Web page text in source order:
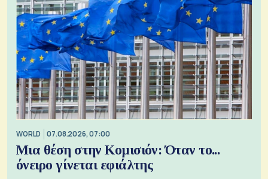
WORLD 07.08.2026, 07:00
Μια θέση στην Κομισιόν: Όταν το...
όνειρο γίνεται εφιάλτης